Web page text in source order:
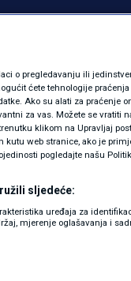
o pregledavanju ili
ćete tehnologije praćenja
Ako su alati za praćenje
za vas. Možete se vratiti
klikom na Upravljaj
web stranice, ako je
pogledajte našu
sljedeće:
uređaja za
mjerenje oglašavanja i